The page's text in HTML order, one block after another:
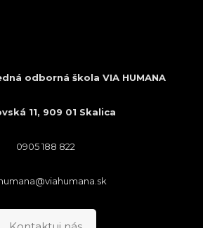
odborná škola VIA HUMANA
11, 909 01 Skalica
0905 188 822